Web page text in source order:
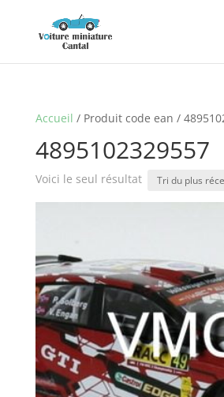
Accueil / Produit code ean /
4895102329557
Voici le seul résultat